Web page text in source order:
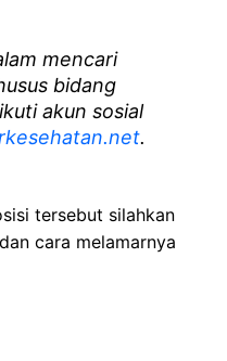
mencari
bidang
akun sosial
.
tersebut silahkan
cara melamarnya